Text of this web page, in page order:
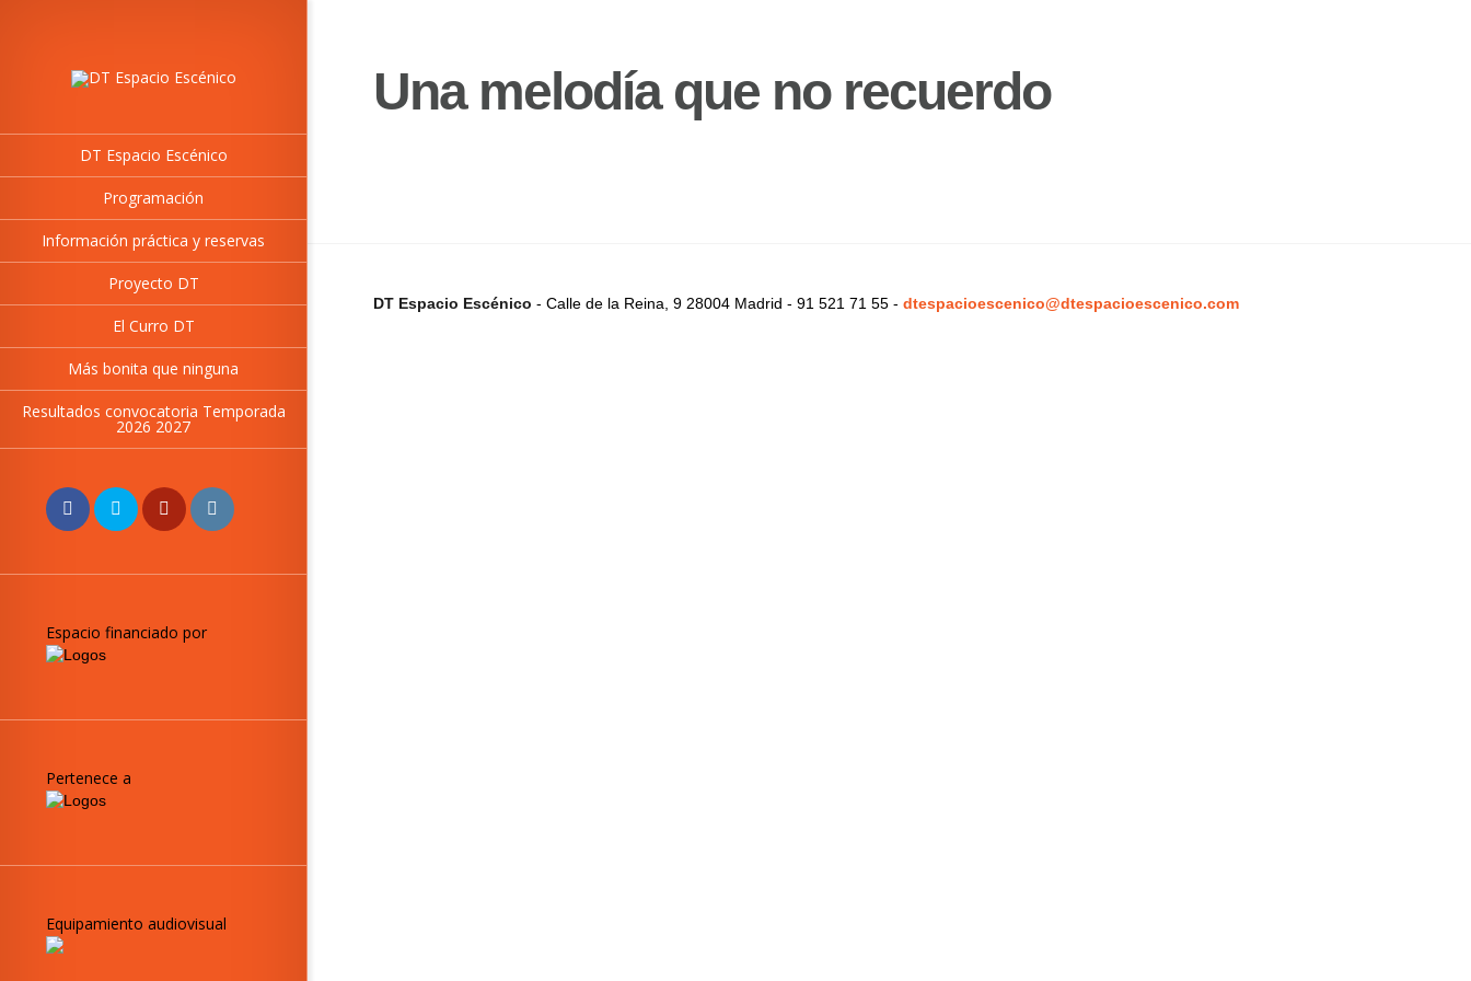
DT Espacio Escénico
Programación
Información práctica y reservas
Proyecto DT
El Curro DT
Más bonita que ninguna
Resultados convocatoria Temporada
2026 2027
Espacio financiado por
Pertenece a
Equipamiento audiovisual
Una melodía que no recuerdo
DT Espacio Escénico - Calle de la Reina, 9 28004 Madrid - 91 521 71 55 - dtespacioescenico@dtespacioescenico.com